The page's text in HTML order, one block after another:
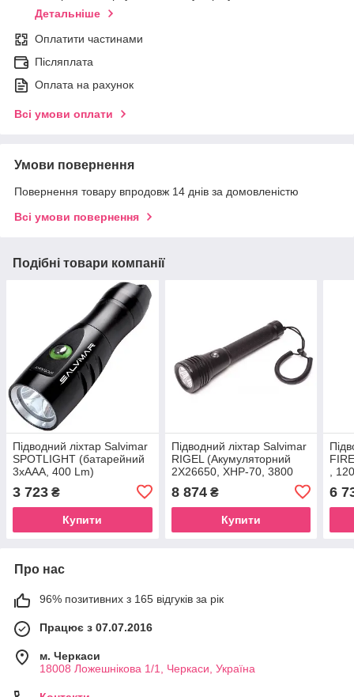
Детальніше
Оплатити частинами
Післяплата
Оплата на рахунок
Всі умови оплати
Умови повернення
Повернення товару впродовж 14 днів за домовленістю
Всі умови повернення
Подібні товари компанії
Підводний ліхтар Salvimar
SPOTLIGHT (батарейний
3хААА, 400 Lm)
3 723 ₴
Купити
Підводний ліхтар Salvimar
RIGEL (Акумуляторний
2X26650, XHP-70, 3800
8 874₴
Купити
,
6
Про нас
96% позитивних з 165 відгуків за рік
Працює з 07.07.2016
м. Черкаси
18008 Ложешнікова 1/1, Черкаси, Україна